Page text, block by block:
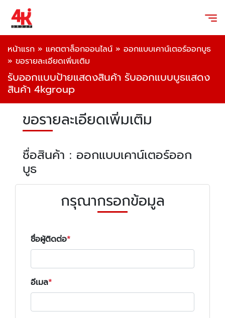
หน้าแรก » แคตตาล็อกออนไลน์ » ออกแบบเคาน์เตอร์ออกบูธ
» ขอรายละเอียดเพิ่มเติม
รับออกแบบป้ายแสดงสินค้า รับออกแบบบูธแสดง
สินค้า 4kgroup
ขอรายละเอียดเพิ่มเติม
ชื่อสินค้า : ออกแบบเคาน์เตอร์ออก
บูธ
กรุณากรอกข้อมูล
ชื่อผู้ติดต่อ
อีเมล